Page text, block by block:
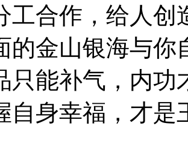
工合作，给人创
的金山银海与你
只能补气，内功
自身幸福，才是